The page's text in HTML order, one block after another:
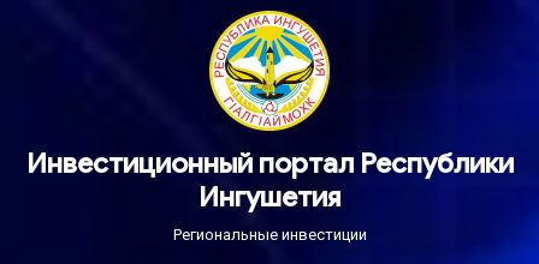
Инвестиционный портал Республики
Ингушетия
Региональные инвестиции